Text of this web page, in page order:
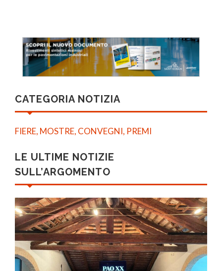
CATEGORIA NOTIZIA
FIERE, MOSTRE, CONVEGNI, PREMI
LE ULTIME NOTIZIE
SULL’ARGOMENTO